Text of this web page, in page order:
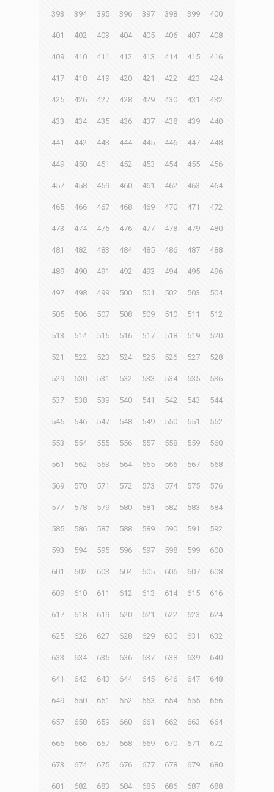
393 394 395 396 397 398 399 400
401 402 403 404 405 406 407 408
409 410 411 412 413 414 415 416
417 418 419 420 421 422 423 424
425 426 427 428 429 430 431 432
433 434 435 436 437 438 439 440
441 442 443 444 445 446 447 448
449 450 451 452 453 454 455 456
457 458 459 460 461 462 463 464
465 466 467 468 469 470 471 472
473 474 475 476 477 478 479 480
481 482 483 484 485 486 487 488
489 490 491 492 493 494 495 496
497 498 499 500 501 502 503 504
505 506 507 508 509 510 511 512
513 514 515 516 517 518 519 520
521 522 523 524 525 526 527 528
529 530 531 532 533 534 535 536
537 538 539 540 541 542 543 544
545 546 547 548 549 550 551 552
553 554 555 556 557 558 559 560
561 562 563 564 565 566 567 568
569 570 571 572 573 574 575 576
577 578 579 580 581 582 583 584
585 586 587 588 589 590 591 592
593 594 595 596 597 598 599 600
601 602 603 604 605 606 607 608
609 610 611 612 613 614 615 616
617 618 619 620 621 622 623 624
625 626 627 628 629 630 631 632
633 634 635 636 637 638 639 640
641 642 643 644 645 646 647 648
649 650 651 652 653 654 655 656
657 658 659 660 661 662 663 664
665 666 667 668 669 670 671 672
673 674 675 676 677 678 679 680
681 682 683 684 685 686 687 688